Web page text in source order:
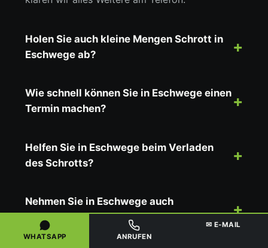
Holen Sie auch kleine Mengen Schrott in
Eschwege ab?
Wie schnell können Sie in Eschwege einen
Termin machen?
Helfen Sie in Eschwege beim Verladen
des Schrotts?
Nehmen Sie in Eschwege auch
Elektrogeräte und weiße Ware mit?
WHATSAPP ANRUFEN
✉ E-MAIL